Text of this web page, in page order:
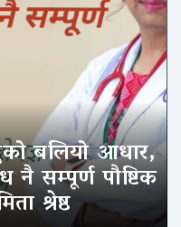
बलियो आधार,
सम्पूर्ण पौष्टिक
श्रेष्ठ